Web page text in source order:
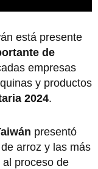
está presente
de
empresas
y productos
2024.
presentó
arroz y las más
al proceso de